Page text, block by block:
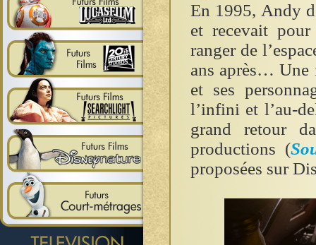
En 1995, Andy
et recevait
ranger de
ans après… Une
et ses
l’infini et l’au-
grand retour
productions (
proposées sur